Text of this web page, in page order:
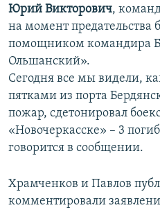
Юрий Викторович,
на момент предательства
помощником командира
Ольшанский».
Сегодня все мы видели,
пятками из порта
пожар, сдетонировал
«Новочеркасске» – 3
говорится в сообщении.
Храмченков и Павлов
комментировали